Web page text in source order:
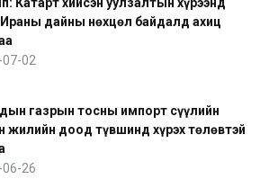
дайны нөхцөл байдалд ахиц
02
газрын тосны импорт сүүлийн
жилийн доод түвшинд хүрэх төлөвтэй
26